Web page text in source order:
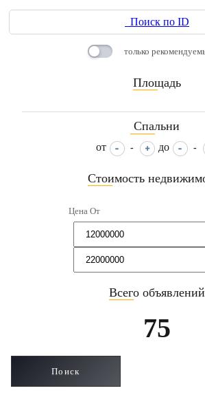
Поиск по ID
только
Площадь
____
Спальни
____
от - до -
Стоимость
____
Цена От
Всего объявлений
____
75